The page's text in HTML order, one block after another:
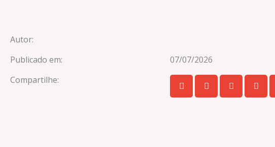
Autor:
Publicado em:
07/07/2026
Compartilhe: